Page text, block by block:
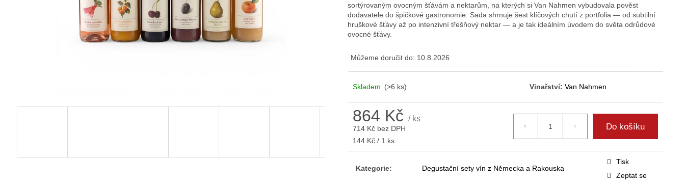
sortýrovaným ovocným šťávám a nektarům, na kterých si Van Nahmen vybudovala pověst
dodavatele do špičkové gastronomie. Sada shrnuje šest klíčových chutí z portfolia — od subtilní
hruškové šťávy až po intenzivní třešňový nektar — a je tak ideálním úvodem do světa odrůdové
ovocné šťávy.
Můžeme doručit do: 10.8.2026
Skladem (>6 ks) Vinařství:Van Nahmen
864 Kč / ks
714 Kč bez DPH
Měrná
cena:
144 Kč / 1 ks
Do košíku
Kategorie: Degustační sety vín z Německa a Rakouska
Tisk
Zeptat se